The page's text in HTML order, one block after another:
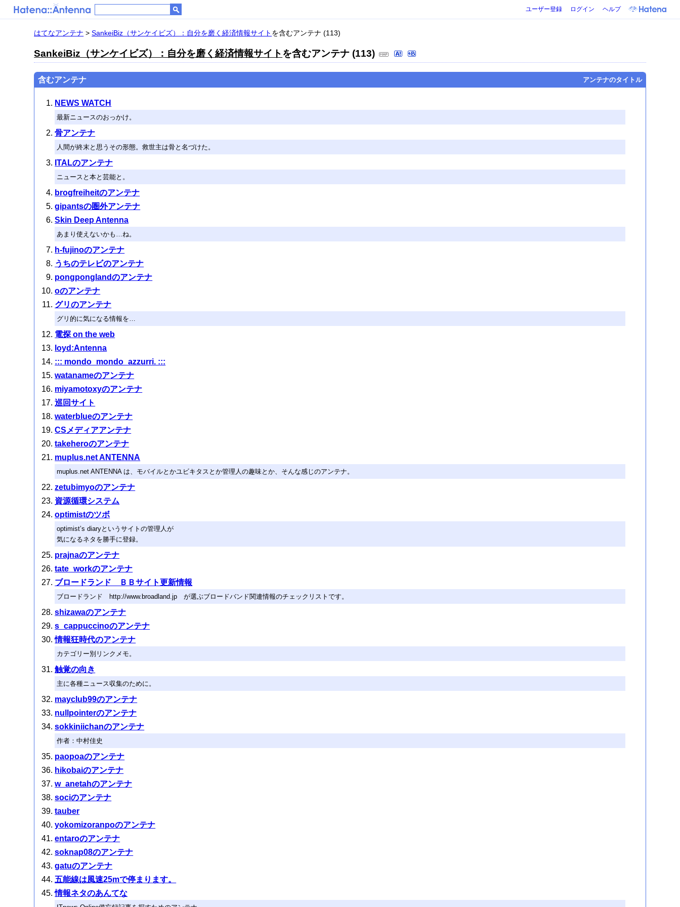
ユーザー登録 ログイン ヘルプ
はてなアンテナ >SankeiBiz（サンケイビズ）：自分を磨く経済情報サイト を含むアンテナ (113)
SankeiBiz（サンケイビズ）：自分を磨く経済情報サイト を含むアンテナ (113)
含むアンテナ アンテナのタイトル
NEWS WATCH
最新ニュースのおっかけ。
骨アンテナ
人間が終末と思うその形態。救世主は骨と名づけた。
ITALのアンテナ
ニュースと本と芸能と。
brogfreiheitのアンテナ
gipantsの圏外アンテナ
Skin Deep Antenna
あまり使えないかも…ね。
h-fujinoのアンテナ
うちのテレビのアンテナ
pongponglandのアンテナ
oのアンテナ
グリのアンテナ
グリ的に気になる情報を…
電探 on the web
loyd:Antenna
::: mondo_mondo_azzurri. :::
watanameのアンテナ
miyamotoxyのアンテナ
巡回サイト
waterblueのアンテナ
CSメディアアンテナ
takeheroのアンテナ
muplus.net ANTENNA
muplus.net ANTENNA は、モバイルとかユビキタスとか管理人の趣味とか、そんな感じのアンテナ。
zetubimyoのアンテナ
資源循環システム
optimistのツボ
optimist’s diaryというサイトの管理人が
気になるネタを勝手に登録。
prajnaのアンテナ
tate_workのアンテナ
ブロードランド ＢＢサイト更新情報
ブロードランド http://www.broadland.jp が選ぶブロードバンド関連情報のチェックリストです。
shizawaのアンテナ
s_cappuccinoのアンテナ
情報狂時代のアンテナ
カテゴリー別リンクメモ。
触覚の向き
主に各種ニュース収集のために。
mayclub99のアンテナ
nullpointerのアンテナ
sokkiniichanのアンテナ
作者：中村佳史
paopoaのアンテナ
hikobaiのアンテナ
w_anetahのアンテナ
sociのアンテナ
tauber
yokomizoranpoのアンテナ
entaroのアンテナ
soknap08のアンテナ
gatuのアンテナ
五能線は風速25mで停まります。
情報ネタのあんてな